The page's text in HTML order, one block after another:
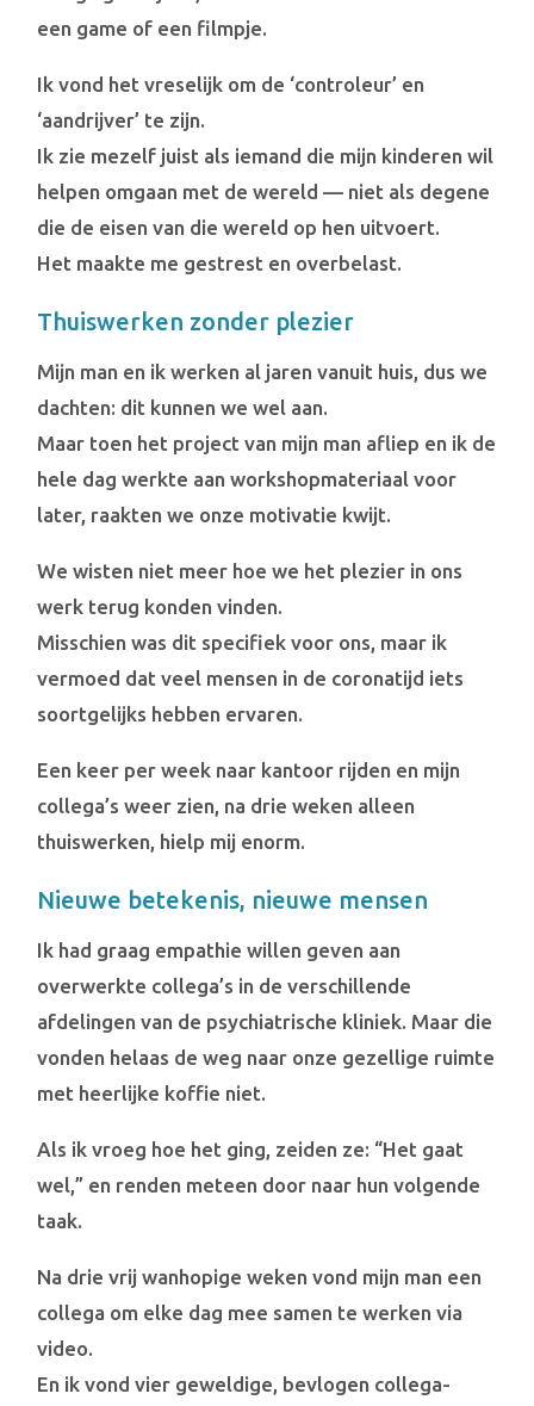
een game of een filmpje.
Ik vond het vreselijk om de ‘controleur’ en
‘aandrijver’ te zijn.
Ik zie mezelf juist als iemand die mijn kinderen wil
helpen omgaan met de wereld — niet als degene
die de eisen van die wereld op hen uitvoert.
Het maakte me gestrest en overbelast.
Thuiswerken zonder plezier
Mijn man en ik werken al jaren vanuit huis, dus we
dachten: dit kunnen we wel aan.
Maar toen het project van mijn man afliep en ik de
hele dag werkte aan workshopmateriaal voor
later, raakten we onze motivatie kwijt.
We wisten niet meer hoe we het plezier in ons
werk terug konden vinden.
Misschien was dit specifiek voor ons, maar ik
vermoed dat veel mensen in de coronatijd iets
soortgelijks hebben ervaren.
Een keer per week naar kantoor rijden en mijn
collega’s weer zien, na drie weken alleen
thuiswerken, hielp mij enorm.
Nieuwe betekenis, nieuwe mensen
Ik had graag empathie willen geven aan
overwerkte collega’s in de verschillende
afdelingen van de psychiatrische kliniek. Maar die
vonden helaas de weg naar onze gezellige ruimte
met heerlijke koffie niet.
Als ik vroeg hoe het ging, zeiden ze: “Het gaat
wel,” en renden meteen door naar hun volgende
taak.
Na drie vrij wanhopige weken vond mijn man een
collega om elke dag mee samen te werken via
video.
En ik vond vier geweldige, bevlogen collega-